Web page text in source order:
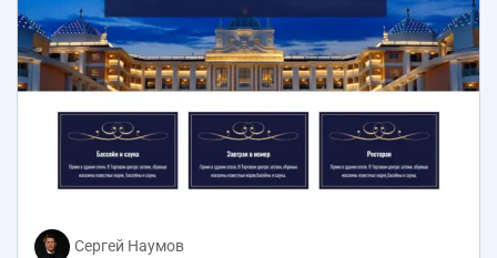
Сергей Наумов